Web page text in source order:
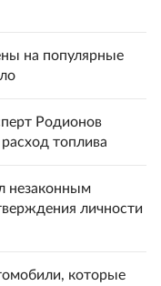
на популярные
Родионов
расход топлива
незаконным
личности
которые